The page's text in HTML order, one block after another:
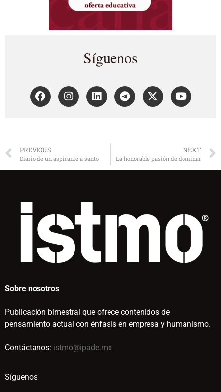
Síguenos
PREVIOUS
Diario de un aspirante a santo
NEXT
La honorable pasión de dominar
Sobre nosotros
Publicación bimestral que ofrece contenidos de
pensamiento actual con énfasis en empresa y humanismo.
Contáctanos: istmo@ipade.mx
Síguenos